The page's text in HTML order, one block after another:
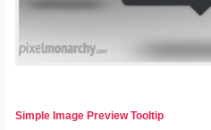
Simple Image Preview Tooltip